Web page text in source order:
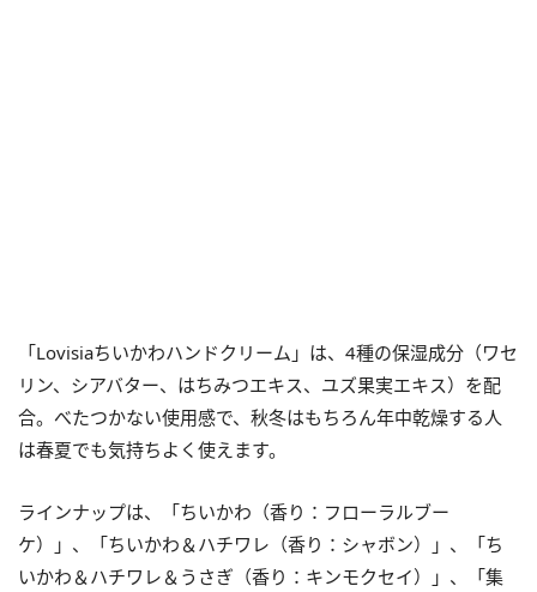
「Lovisiaちいかわハンドクリーム」は、4種の保湿成分（ワセ
リン、シアバター、はちみつエキス、ユズ果実エキス）を配
合。べたつかない使用感で、秋冬はもちろん年中乾燥する人
は春夏でも気持ちよく使えます。
ラインナップは、「ちいかわ（香り：フローラルブー
ケ）」、「ちいかわ＆ハチワレ（香り：シャボン）」、「ち
いかわ＆ハチワレ＆うさぎ（香り：キンモクセイ）」、「集